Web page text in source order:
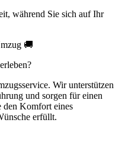
während Sie sich auf Ihr
🚚
Wir unterstützen
und sorgen für einen
den Komfort eines
erfüllt.